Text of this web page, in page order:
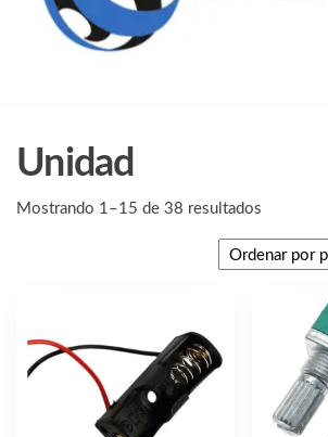
Unidad
Mostrando 1–15 de 38 resultados